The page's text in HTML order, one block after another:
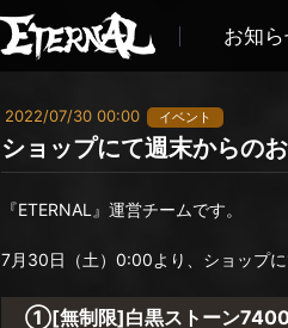
お知
2022/07/30 00:00 イベント
ショップにて週末からの
『ETERNAL』運営チームです。
7月30日（土）0:00より、ショップに
①[無制限]白黒ストーン7400